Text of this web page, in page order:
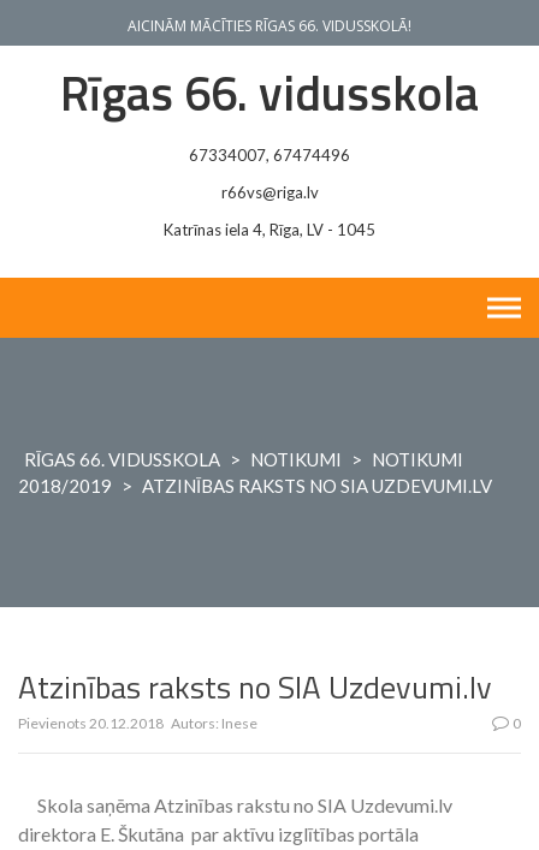
AICINĀM MĀCĪTIES RĪGAS 66. VIDUSSKOLĀ!
Rīgas 66. vidusskola
67334007, 67474496
r66vs@riga.lv
Katrīnas iela 4, Rīga, LV - 1045
RĪGAS 66. VIDUSSKOLA > NOTIKUMI > NOTIKUMI
2018/2019
> ATZINĪBAS RAKSTS NO SIA UZDEVUMI.LV
Atzinības raksts no SIA Uzdevumi.lv
Pievienots 20.12.2018 Autors: Inese 0
Skola saņēma Atzinības rakstu no SIA Uzdevumi.lv
direktora E. Škutāna par aktīvu izglītības portāla